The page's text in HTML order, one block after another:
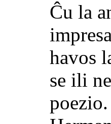
Ĉu la
havos
se ili